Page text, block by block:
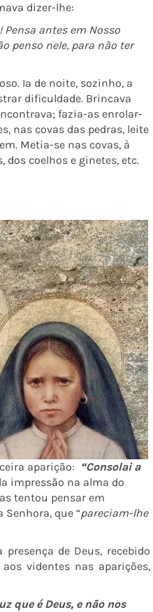
dizer-lhe:
antes em Nosso
penso nele, para não ter
Ia de noite, sozinho, a
dificuldade. Brincava
fazia-as enrolar-
nas covas das pedras, leite
Metia-se nas covas, à
dos coelhos e ginetes, etc.
aparição: “Consolai a
impressão na alma do
tentou pensar em
Senhora, que “pareciam-lhe
de Deus, recebido
videntes nas aparições,
que é Deus, e não nos